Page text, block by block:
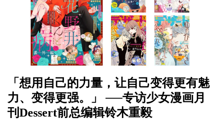
「想用自己的力量，让自己变得更有魅
力、变得更强。」 ──专访少女漫画月
刊Dessert前总编辑铃木重毅